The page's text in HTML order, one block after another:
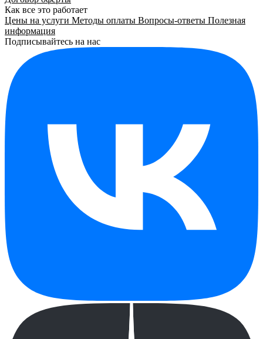
Как все это работает
Цены на услуги Методы оплаты Вопросы-ответы Полезная
информация
Подписывайтесь на нас